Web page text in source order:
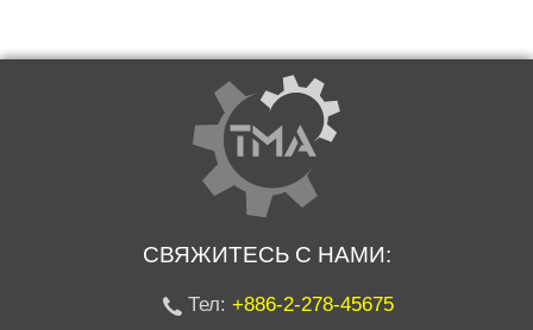
СВЯЖИТЕСЬ С НАМИ:
Тел: +886-2-278-45675